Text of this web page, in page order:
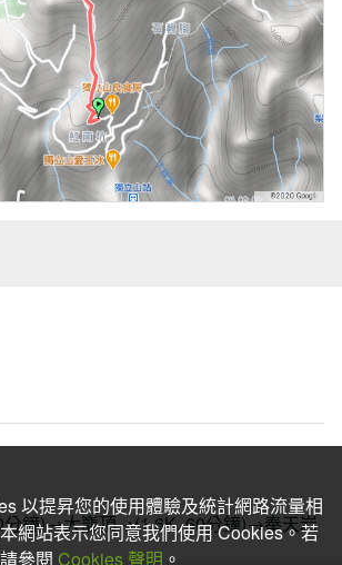
鐘)→大巃頂→(1.6K, 60分鐘)→奉天岩
以提昇您的使用體驗及統計網路流量相
網站表示您同意我們使用 Cookies。若
參閱 Cookies 聲明 。